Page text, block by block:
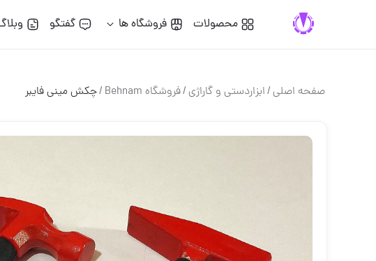
محصولات فروشگاه ها گفتگو
صفحه اصلی/ابزاردستی و گاراژی/فروشگاه Behnam /چکش مینی فایبر